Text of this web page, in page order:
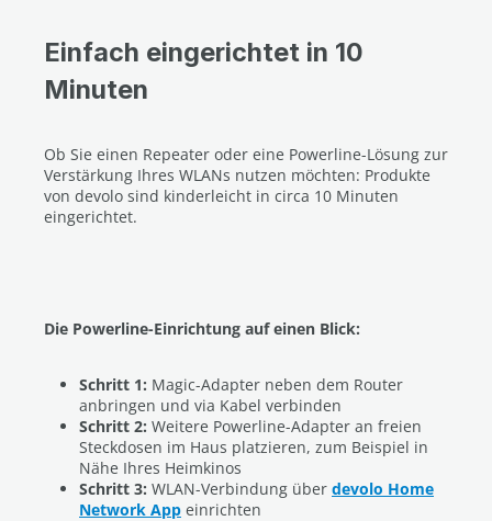
Einfach eingerichtet in 10
Minuten
Ob Sie einen Repeater oder eine Powerline-Lösung zur
Verstärkung Ihres WLANs nutzen möchten: Produkte
von devolo sind kinderleicht in circa 10 Minuten
eingerichtet.
Die Powerline-Einrichtung auf einen Blick:
Schritt 1: Magic-Adapter neben dem Router
anbringen und via Kabel verbinden
Schritt 2: Weitere Powerline-Adapter an freien
Steckdosen im Haus platzieren, zum Beispiel in
Nähe Ihres Heimkinos
Schritt 3: WLAN-Verbindung über devolo Home
Network App einrichten